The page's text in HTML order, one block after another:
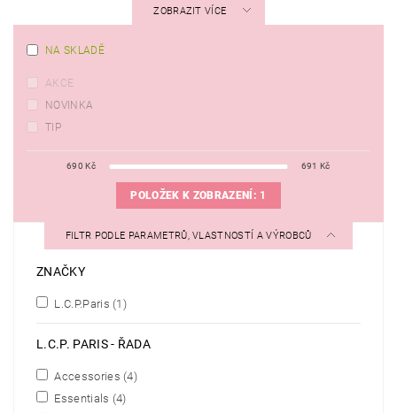
ZOBRAZIT VÍCE
NA SKLADĚ
AKCE
NOVINKA
TIP
690 Kč 691 Kč
POLOŽEK K ZOBRAZENÍ: 1
FILTR PODLE PARAMETRŮ, VLASTNOSTÍ A VÝROBCŮ
ZNAČKY
L.C.P.Paris (1)
L.C.P. PARIS - ŘADA
Accessories (4)
Essentials (4)